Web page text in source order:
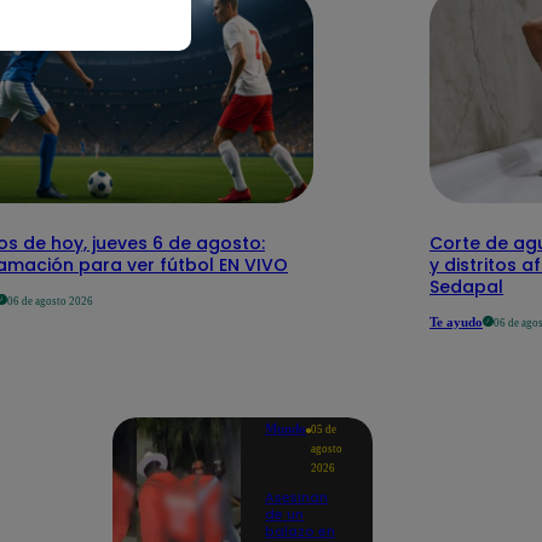
de hoy, jueves 6 de agosto:
para ver fútbol EN VIVO
06 de agosto 2026
Corte de
y distritos
Sedapal
Te ayudo 06 de
Mundo 05 de
agosto
2026
Asesinan
de un
balazo en